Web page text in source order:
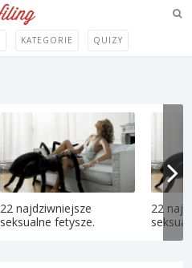
KATEGORIE QUIZY
22 najdziwniejsze
seksualne fetysze.
22